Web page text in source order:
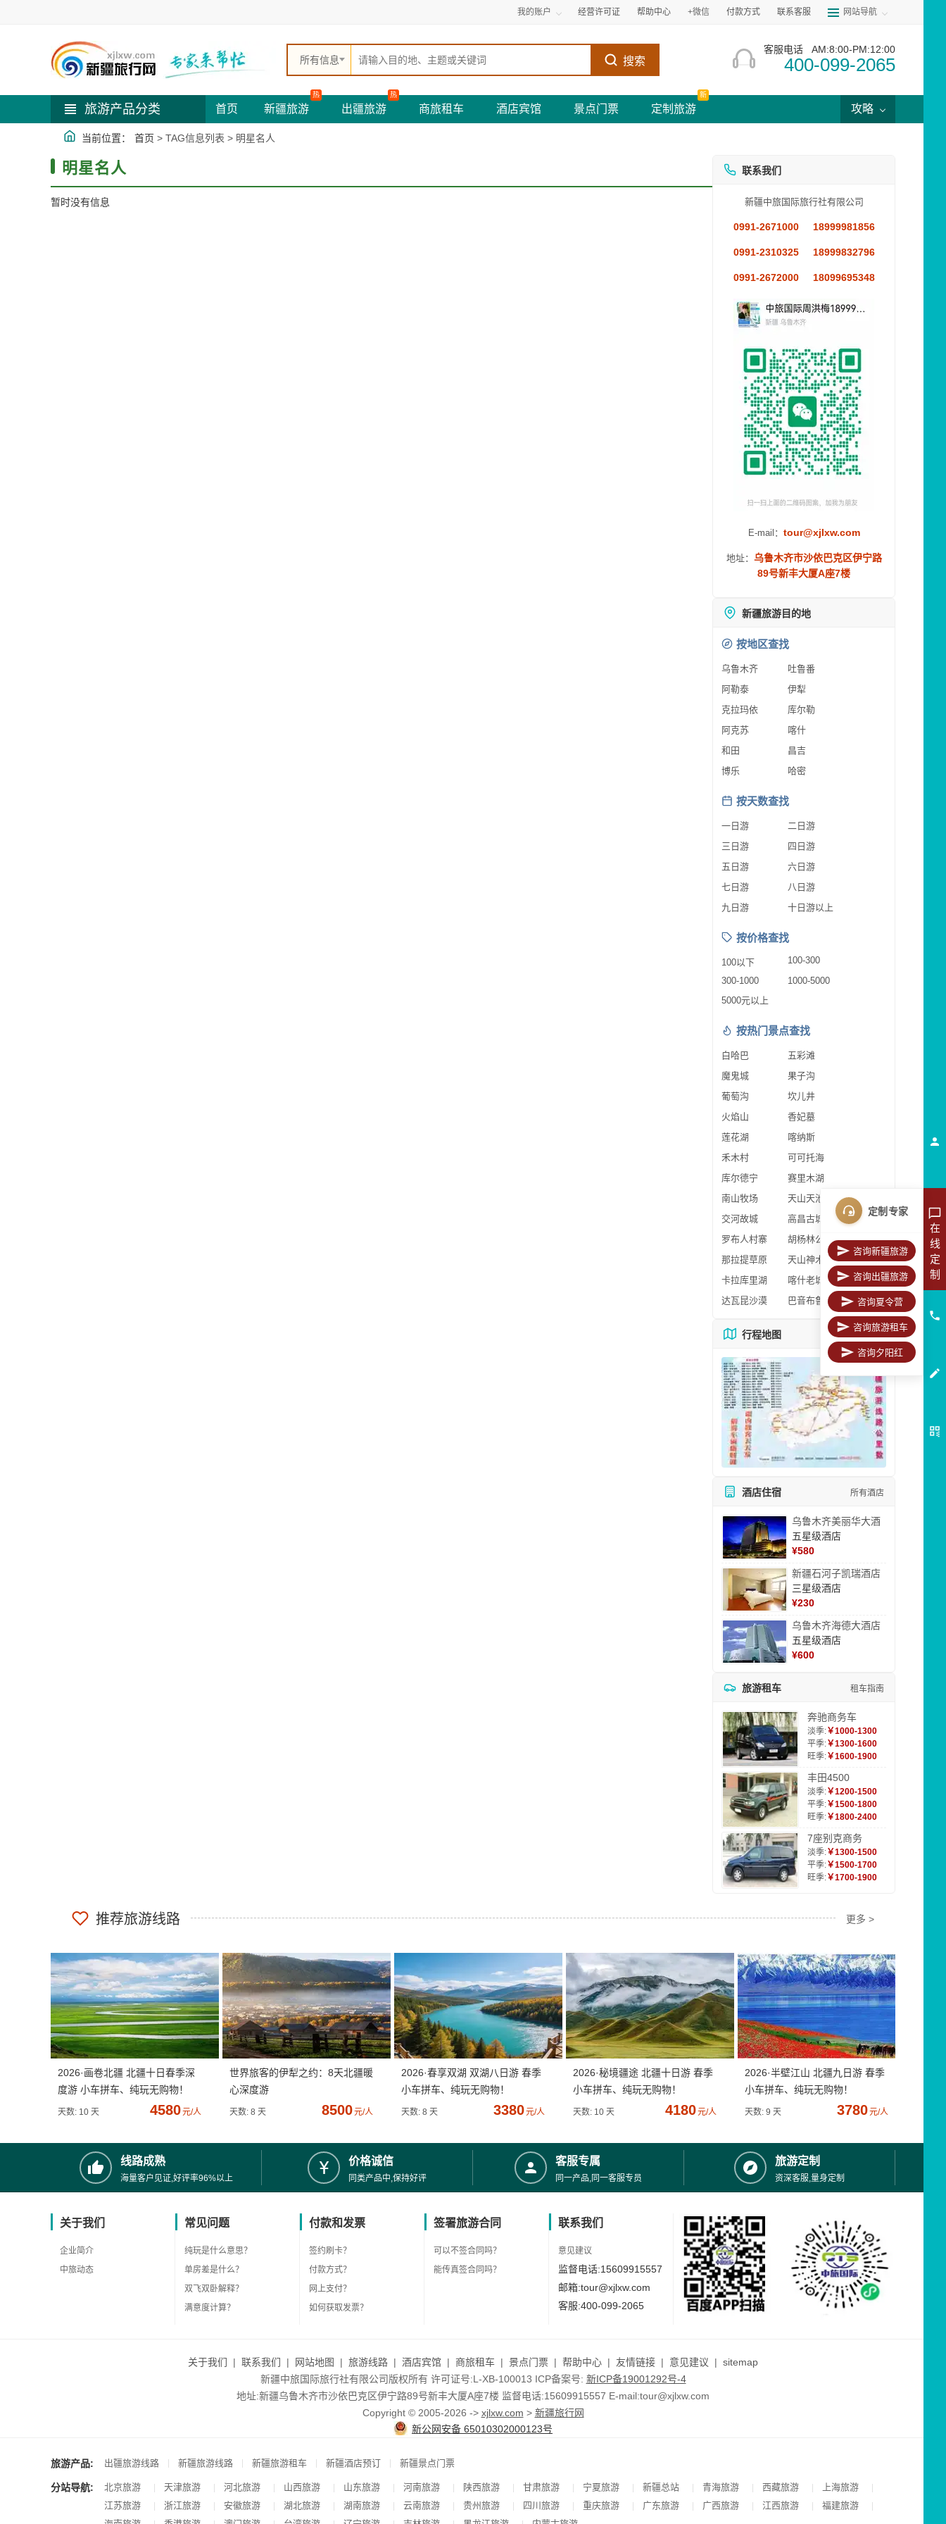
我的账户 经营许可证 帮助中心 +微信 付款方式 联系客服 网站导航
所有信息 搜索
客服电话 AM:8:00-PM:12:00
400-099-2065
旅游产品分类 首页 新疆旅游
热
出疆旅游
热
商旅租车 酒店宾馆 景点门票 定制旅游
新
攻略
当前位置： 首页 > TAG信息列表 > 明星名人
明星名人
暂时没有信息
联系我们
新疆中旅国际旅行社有限公司
0991-2671000 18999981856
0991-2310325 18999832796
0991-2672000 18099695348
E-mail： tour@xjlxw.com
地址： 乌鲁木齐市沙依巴克区伊宁路
89号新丰大厦A座7楼
新疆旅游目的地
按地区查找
乌鲁木齐
吐鲁番
阿勒泰
伊犁
克拉玛依
库尔勒
阿克苏
喀什
和田
昌吉
博乐
哈密
按天数查找
一日游
二日游
三日游
四日游
五日游
六日游
七日游
八日游
九日游
十日游以上
按价格查找
100以下
100-300
300-1000
1000-5000
5000元以上
按热门景点查找
白哈巴
五彩滩
魔鬼城
果子沟
葡萄沟
坎儿井
火焰山
香妃墓
莲花湖
喀纳斯
禾木村
可可托海
库尔德宁
赛里木湖
南山牧场
天山天池
交河故城
高昌古城
罗布人村寨
胡杨林公园
那拉提草原
天山神木园
卡拉库里湖
喀什老城区
达瓦昆沙漠
巴音布鲁克
行程地图 更多地图
酒店住宿 所有酒店
乌鲁木齐美丽华大酒
五星级酒店
¥580
新疆石河子凯瑞酒店
三星级酒店
¥230
乌鲁木齐海德大酒店
五星级酒店
¥600
旅游租车 租车指南
奔驰商务车
淡季:￥1000-1300
平季:￥1300-1600
旺季:￥1600-1900
丰田4500
淡季:￥1200-1500
平季:￥1500-1800
旺季:￥1800-2400
7座别克商务
淡季:￥1300-1500
平季:￥1500-1700
旺季:￥1700-1900
推荐旅游线路 更多 >
2026·画卷北疆 北疆十日春季深
度游 小车拼车、纯玩无购物！
天数: 10 天 4580元/人
世界旅客的伊犁之约：8天北疆暖
心深度游
天数: 8 天 8500元/人
2026·春享双湖 双湖八日游 春季
小车拼车、纯玩无购物！
天数: 8 天 3380元/人
2026·秘境疆途 北疆十日游 春季
小车拼车、纯玩无购物！
天数: 10 天 4180元/人
2026·半壁江山 北疆九日游 春季
小车拼车、纯玩无购物！
天数: 9 天 3780元/人
线路成熟
海量客户见证,好评率96%以上
价格诚信
同类产品中,保持好评
客服专属
同一产品,同一客服专员
旅游定制
资深客服,量身定制
关于我们
企业简介
中旅动态
常见问题
纯玩是什么意思？
单房差是什么？
双飞双卧解释？
满意度计算？
付款和发票
签约刷卡？
付款方式？
网上支付？
如何获取发票？
签署旅游合同
可以不签合同吗？
能传真签合同吗？
联系我们
意见建议
监督电话:15609915557
邮箱:tour@xjlxw.com
客服:400-099-2065
关于我们 | 联系我们 | 网站地图 | 旅游线路 | 酒店宾馆 | 商旅租车 | 景点门票 | 帮助中心 | 友情链接 | 意见建议 | sitemap
新疆中旅国际旅行社有限公司版权所有 许可证号:L-XB-100013 ICP备案号: 新ICP备19001292号-4
地址:新疆乌鲁木齐市沙依巴克区伊宁路89号新丰大厦A座7楼 监督电话:15609915557 E-mail:tour@xjlxw.com
Copyright © 2005-2026 -> xjlxw.com > 新疆旅行网
新公网安备 65010302000123号
旅游产品: 出疆旅游线路 | 新疆旅游线路 | 新疆旅游租车 | 新疆酒店预订 | 新疆景点门票
分站导航: 北京旅游 | 天津旅游 | 河北旅游 | 山西旅游 | 山东旅游 | 河南旅游 | 陕西旅游 | 甘肃旅游 | 宁夏旅游 | 新疆总站 | 青海旅游 | 西藏旅游 | 上海旅游 |
江苏旅游 | 浙江旅游 | 安徽旅游 | 湖北旅游 | 湖南旅游 | 云南旅游 | 贵州旅游 | 四川旅游 | 重庆旅游 | 广东旅游 | 广西旅游 | 江西旅游 | 福建旅游 |
在
线
定
制
定制专家
咨询新疆旅游
咨询出疆旅游
咨询夏令营
咨询旅游租车
咨询夕阳红